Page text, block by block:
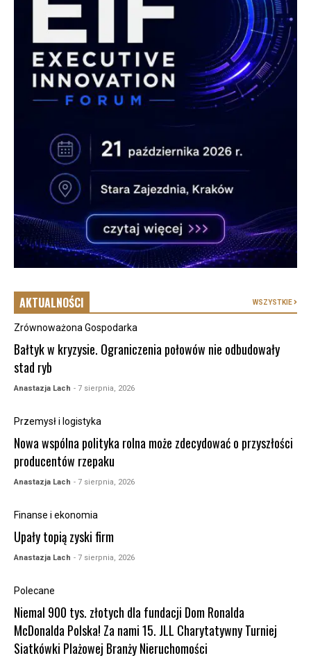
AKTUALNOŚCI WSZYSTKIE
Zrównoważona Gospodarka
Bałtyk w kryzysie. Ograniczenia połowów nie odbudowały
stad ryb
Anastazja Lach - 7 sierpnia, 2026
Przemysł i logistyka
Nowa wspólna polityka rolna może zdecydować o przyszłości
producentów rzepaku
Anastazja Lach - 7 sierpnia, 2026
Finanse i ekonomia
Upały topią zyski firm
Anastazja Lach - 7 sierpnia, 2026
Polecane
Niemal 900 tys. złotych dla fundacji Dom Ronalda
McDonalda Polska! Za nami 15. JLL Charytatywny Turniej
Siatkówki Plażowej Branży Nieruchomości